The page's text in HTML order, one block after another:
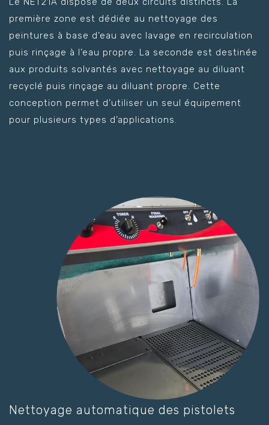
première zone est dédiée au nettoyage des
peintures à base d’eau avec lavage en recirculation
puis rinçage à l’eau propre. La seconde est destinée
aux produits solvantés avec nettoyage au diluant
recyclé puis rinçage au diluant propre. Cette
conception permet d’utiliser un seul équipement
pour plusieurs types d’applications.
Nettoyage automatique des pistolets